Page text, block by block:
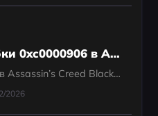
Исправление ошибки 0xc0000906 в Assassin’s Creed Black Flag Resynced
Если при нажатии Play в Assassin’s Creed Black Flag Resynced появляется ошибка 0xc0000906, это обычно означает, что запуск игры блокируется или повреждается ещё до старта. Такая ошибка часто возникает, когда Windows или защитное ПО не дают загрузиться...
2026